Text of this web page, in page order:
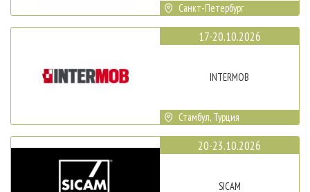
Санкт-Петербург
17-20.10.2026
INTERMOB
Стамбул, Турция
20-23.10.2026
SICAM